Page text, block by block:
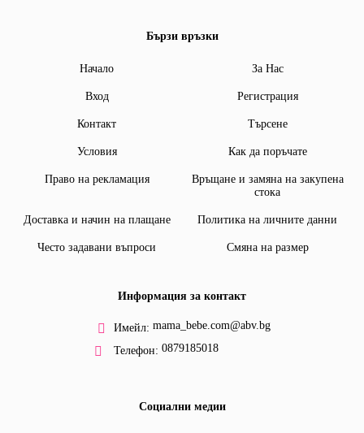
Бързи връзки
Начало За Нас
Вход Регистрация
Контакт Търсене
Условия Как да поръчате
Право на рекламация
Връщане и замяна на закупена
стока
Доставка и начин на плащане Политика на личните данни
Често задавани въпроси Смяна на размер
Информация за контакт
Имейл: mama_bebe.com@abv.bg
Телефон: 0879185018
Социални медии